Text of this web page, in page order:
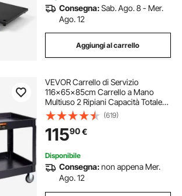
Consegna:Sab. Ago. 8 - Mer.
Ago. 12
Aggiungi al carrello
VEVOR Carrello di Servizio
116x65x85cm Carrello a Mano
Multiuso 2 Ripiani Capacità Totale
250kg, Carrello a Portata con Ruote
Girevoli 360° 2 Ruote con Freni,
Carrello Portaoggetti da Garage
Giardino
(619)
11590€
Disponibile
Consegna:non appena Mer.
Ago. 12